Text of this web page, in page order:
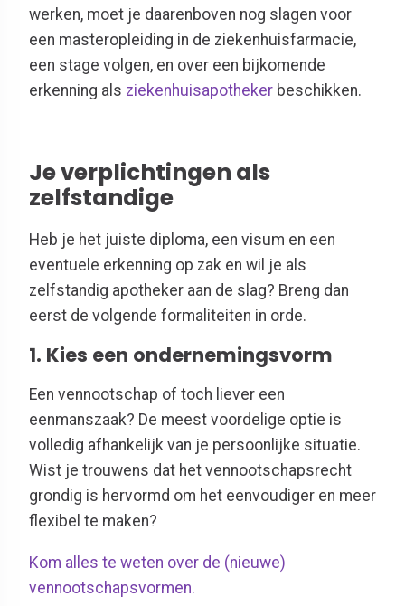
werken, moet je daarenboven nog slagen voor
een masteropleiding in de ziekenhuisfarmacie,
een stage volgen, en over een bijkomende
erkenning als ziekenhuisapotheker beschikken.
Je verplichtingen als
zelfstandige
Heb je het juiste diploma, een visum en een
eventuele erkenning op zak en wil je als
zelfstandig apotheker aan de slag? Breng dan
eerst de volgende formaliteiten in orde.
1. Kies een ondernemingsvorm
Een vennootschap of toch liever een
eenmanszaak? De meest voordelige optie is
volledig afhankelijk van je persoonlijke situatie.
Wist je trouwens dat het vennootschapsrecht
grondig is hervormd om het eenvoudiger en meer
flexibel te maken?
Kom alles te weten over de (nieuwe)
vennootschapsvormen.